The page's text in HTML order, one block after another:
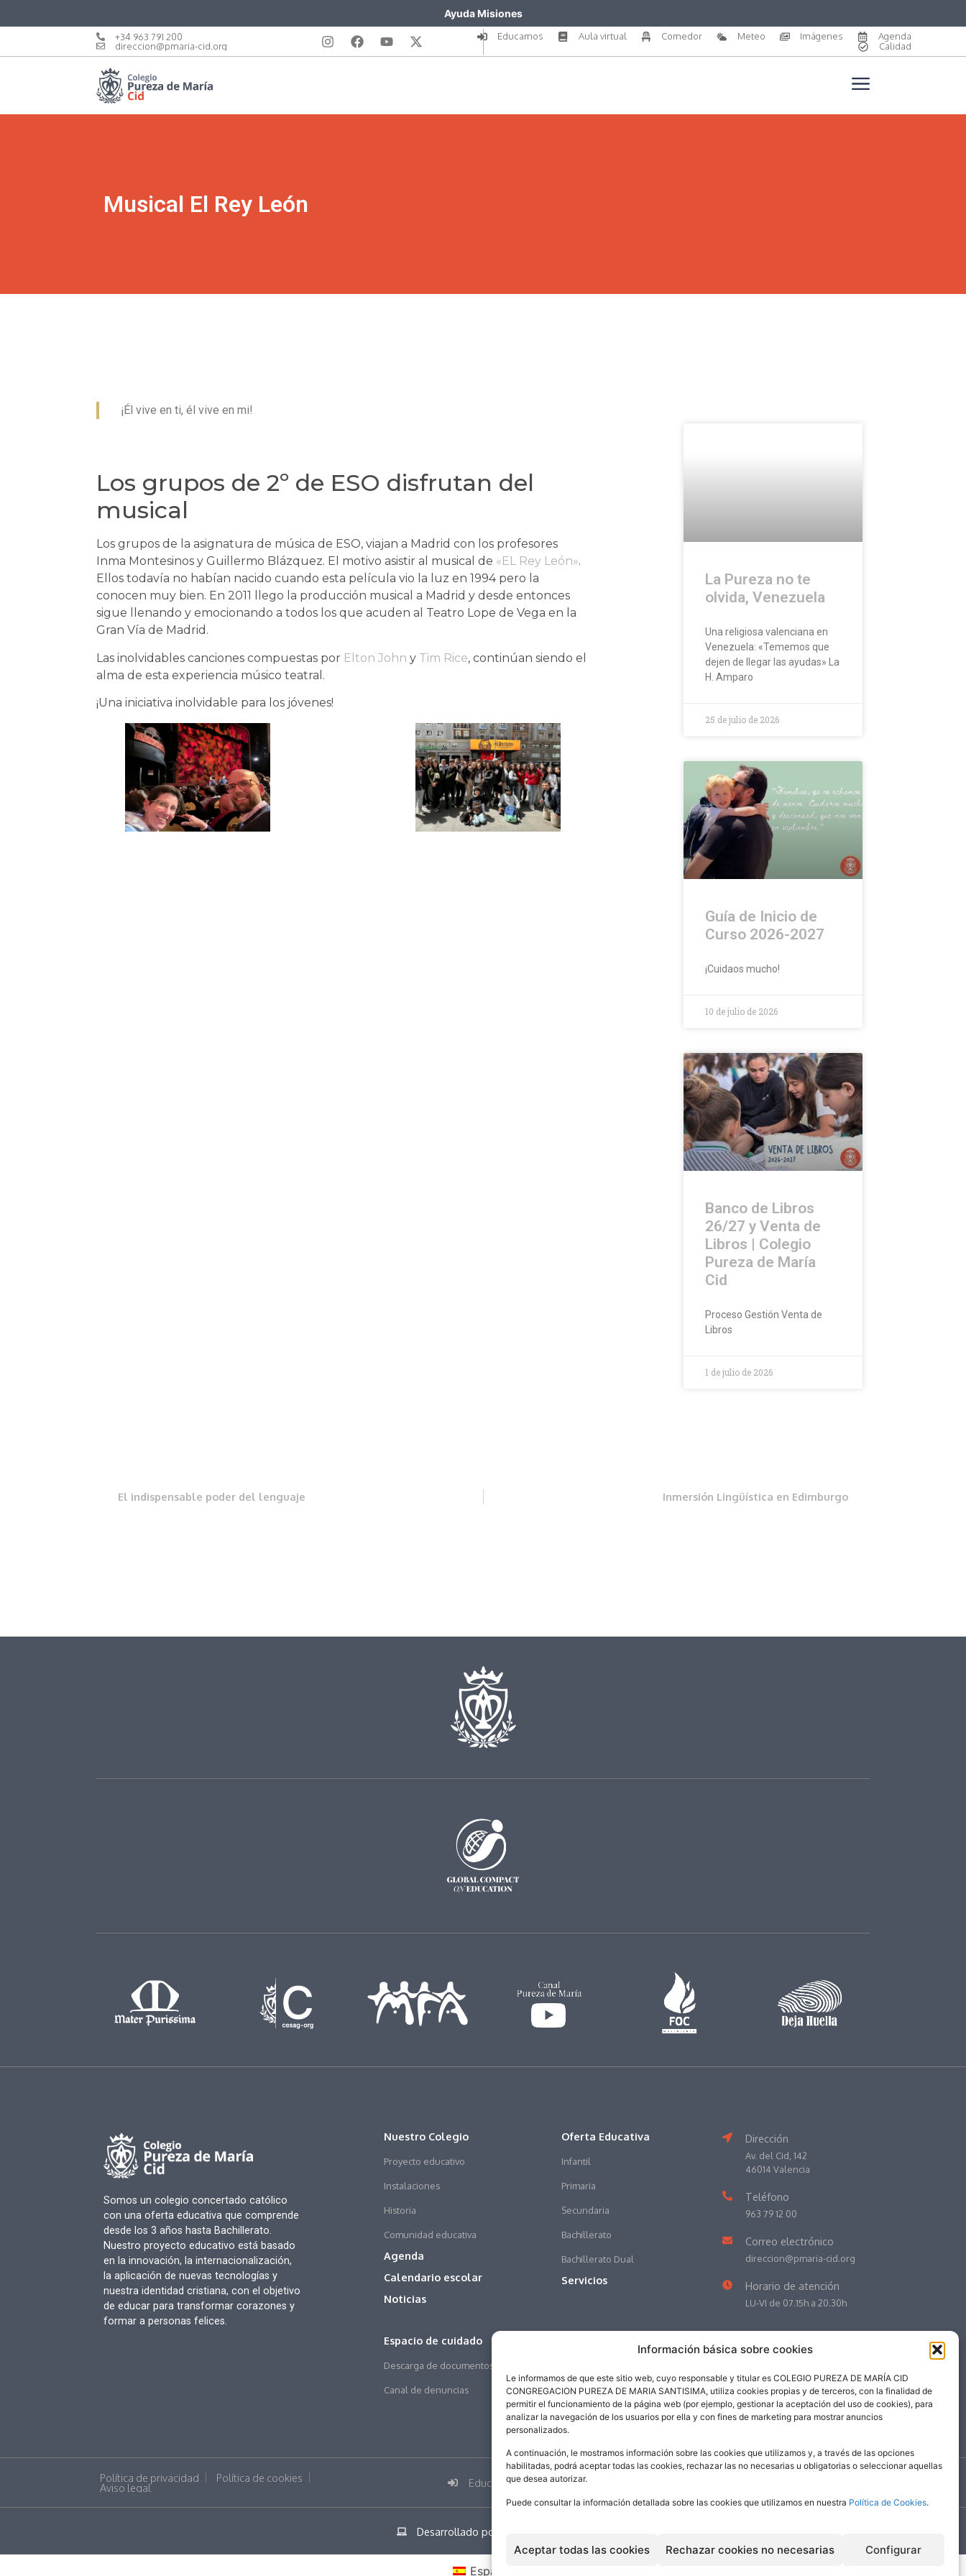
Información básica sobre cookies
Le informamos de que este sitio web, cuyo responsable y titular es COLEGIO PUREZA DE MARÍA CID
CONGREGACION PUREZA DE MARIA SANTISIMA, utiliza cookies propias y de terceros, con la finalidad de
permitir el funcionamiento de la página web (por ejemplo, gestionar la aceptación del uso de cookies), para
analizar la navegación de los usuarios por ella y con fines de marketing para mostrar anuncios
personalizados.
A continuación, le mostramos información sobre las cookies que utilizamos y, a través de las opciones
habilitadas, podrá aceptar todas las cookies, rechazar las no necesarias u obligatorias o seleccionar aquellas
que desea autorizar.
Puede consultar la información detallada sobre las cookies que utilizamos en nuestra Política de Cookies.
Aceptar todas las cookies Rechazar cookies no necesarias Configurar
Ayuda Misiones
+34 963 791 200
direccion@pmaria-cid.org
Educamos Aula virtual Comedor Meteo Imágenes
Agenda
Calidad
Musical El Rey León
¡Él vive en ti, él vive en mi!
Los grupos de 2º de ESO disfrutan del
musical
Los grupos de la asignatura de música de ESO, viajan a Madrid con los profesores
Inma Montesinos y Guillermo Blázquez. El motivo asistir al musical de «EL Rey León».
Ellos todavía no habían nacido cuando esta película vio la luz en 1994 pero la
conocen muy bien. En 2011 llego la producción musical a Madrid y desde entonces
sigue llenando y emocionando a todos los que acuden al Teatro Lope de Vega en la
Gran Vía de Madrid.
Las inolvidables canciones compuestas por Elton John y Tim Rice, continúan siendo el
alma de esta experiencia músico teatral.
¡Una iniciativa inolvidable para los jóvenes!
La Pureza no te
olvida, Venezuela
Una religiosa valenciana en
Venezuela: «Tememos que
dejen de llegar las ayudas» La
H. Amparo
25 de julio de 2026
Guía de Inicio de
Curso 2026-2027
¡Cuidaos mucho!
10 de julio de 2026
Banco de Libros
26/27 y Venta de
Libros | Colegio
Pureza de María
Cid
Proceso Gestión Venta de
Libros
1 de julio de 2026
El indispensable poder del lenguaje Inmersión Lingüística en Edimburgo
Somos un colegio concertado católico
con una oferta educativa que comprende
desde los 3 años hasta Bachillerato.
Nuestro proyecto educativo está basado
en la innovación, la internacionalización,
la aplicación de nuevas tecnologías y
nuestra identidad cristiana, con el objetivo
de educar para transformar corazones y
formar a personas felices.
Nuestro Colegio
Proyecto educativo
Instalaciones
Historia
Comunidad educativa
Agenda
Calendario escolar
Noticias
Espacio de cuidado
Descarga de documentos
Canal de denuncias
Oferta Educativa
Infantil
Primaria
Secundaria
Bachillerato
Bachillerato Dual
Servicios
Dirección
Av. del Cid, 142
46014 Valencia
Teléfono
963 79 12 00
Correo electrónico
direccion@pmaria-cid.org
Horario de atención
LU-VI de 07.15h a 20.30h
Política de privacidad Política de cookies
Aviso legal Educamos
Desarrollado por addicional.com
Español